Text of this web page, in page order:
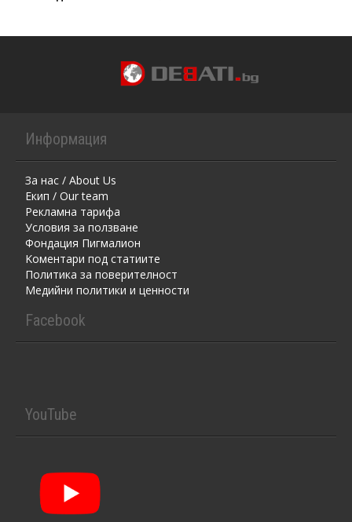
Информация
За нас / About Us
Екип / Our team
Рекламна тарифа
Условия за ползване
Фондация Пигмалион
Kоментaри под статиите
Политика за поверителност
Медийни политики и ценности
Facebook
YouTube